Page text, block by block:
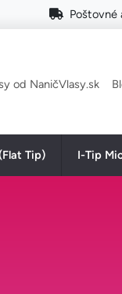
Poštovné
od NaničVlasy.sk
Tip) I-Tip